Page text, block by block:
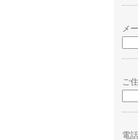
メ
ご
電